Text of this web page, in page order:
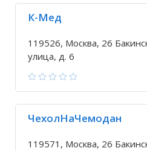
К-Мед
119526, Москва, 26
улица, д. 6
ЧехолНаЧемодан
119571, Москва, 26